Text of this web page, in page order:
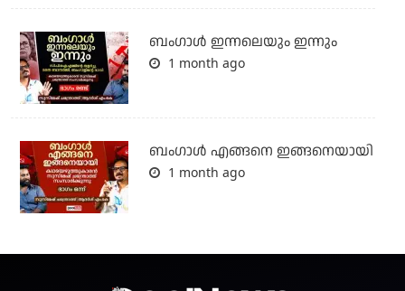
ബംഗാള്‍ ഇന്നലെയും ഇന്നും
1 month ago
ബം​ഗാൾ എങ്ങനെ ഇങ്ങനെയായി
1 month ago